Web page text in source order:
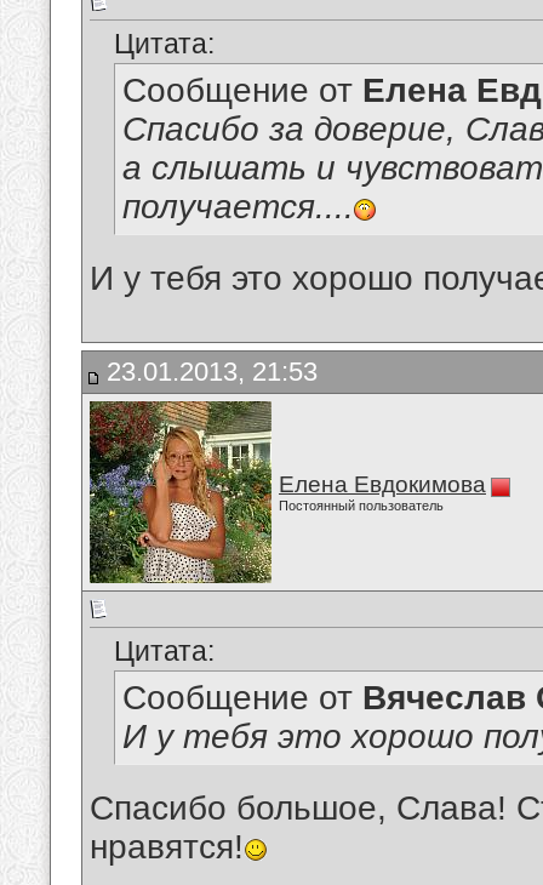
Цитата:
Сообщение от Елена
Спасибо за доверие,
а слышать и
получается....
И у тебя это хорошо
23.01.2013, 21:53
Елена Евдокимова
Постоянный пользователь
Цитата:
Сообщение от Вячеслав
И у тебя это хорошо
Спасибо большое, Слава!
нравятся!